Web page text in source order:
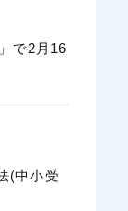
で2月16
(中小受